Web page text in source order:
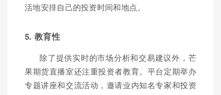
活地安排自己的投资时间和地点。
5. 教育性
除了提供实时的市场分析和交易建议外，芒
果期货直播室还注重投资者教育。平台定期举办
专题讲座和交流活动，邀请业内知名专家和投资